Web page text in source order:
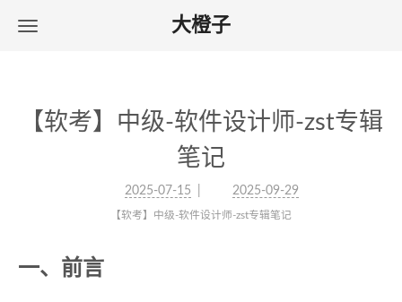
大橙子
【软考】中级-软件设计师-zst专辑
笔记
2025-07-15 2025-09-29
【软考】中级-软件设计师-zst专辑笔记
一、前言